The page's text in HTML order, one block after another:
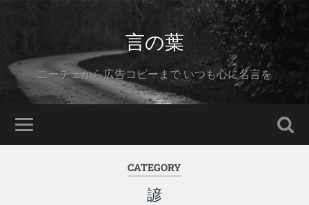
言の葉
ニーチェから広告コピーまで いつも心に名言を
CATEGORY
諺